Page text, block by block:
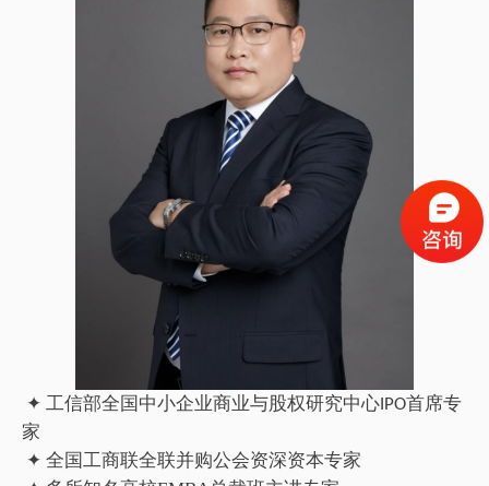
✦ 工信部全国中小企业商业与股权研究中心 IPO首席专
家
✦ 全国工商联全联并购公会资深资本专家